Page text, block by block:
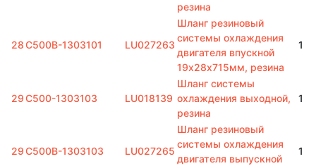
резина
28C500B-1303101 LU027263
Шланг резиновый
системы охлаждения
двигателя впускной
19х28х715мм, резина
1
29C500-1303103 LU018139
Шланг системы
охлаждения выходной,
резина
1
29C500B-1303103 LU027265
Шланг резиновый
системы охлаждения
двигателя выпускной
1